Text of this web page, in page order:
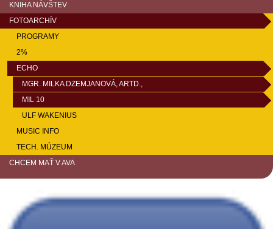
KNIHA NÁVŠTEV
FOTOARCHÍV
PROGRAMY
2%
ECHO
MGR. MILKA DZEMJANOVÁ, ARTD.,
MIL 10
ULF WAKENIUS
MUSIC INFO
TECH. MÚZEUM
CHCEM MAŤ V AVA